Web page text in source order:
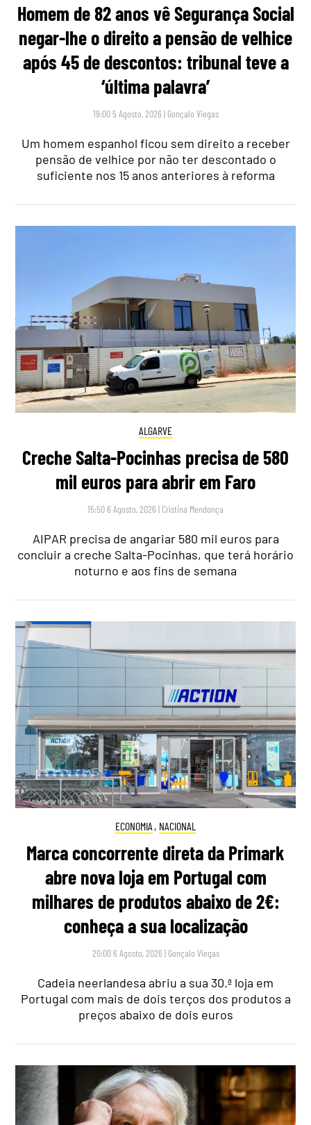
Homem de 82 anos vê Segurança Social
negar-lhe o direito a pensão de velhice
após 45 de descontos: tribunal teve a
‘última palavra’
19:00 5 Agosto, 2026 | Gonçalo Viegas
Um homem espanhol ficou sem direito a receber
pensão de velhice por não ter descontado o
suficiente nos 15 anos anteriores à reforma
ALGARVE
Creche Salta-Pocinhas precisa de 580
mil euros para abrir em Faro
15:50 6 Agosto, 2026 | Cristina Mendonça
AIPAR precisa de angariar 580 mil euros para
concluir a creche Salta-Pocinhas, que terá horário
noturno e aos fins de semana
ECONOMIA , NACIONAL
Marca concorrente direta da Primark
abre nova loja em Portugal com
milhares de produtos abaixo de 2€:
conheça a sua localização
20:00 6 Agosto, 2026 | Gonçalo Viegas
Cadeia neerlandesa abriu a sua 30.ª loja em
Portugal com mais de dois terços dos produtos a
preços abaixo de dois euros